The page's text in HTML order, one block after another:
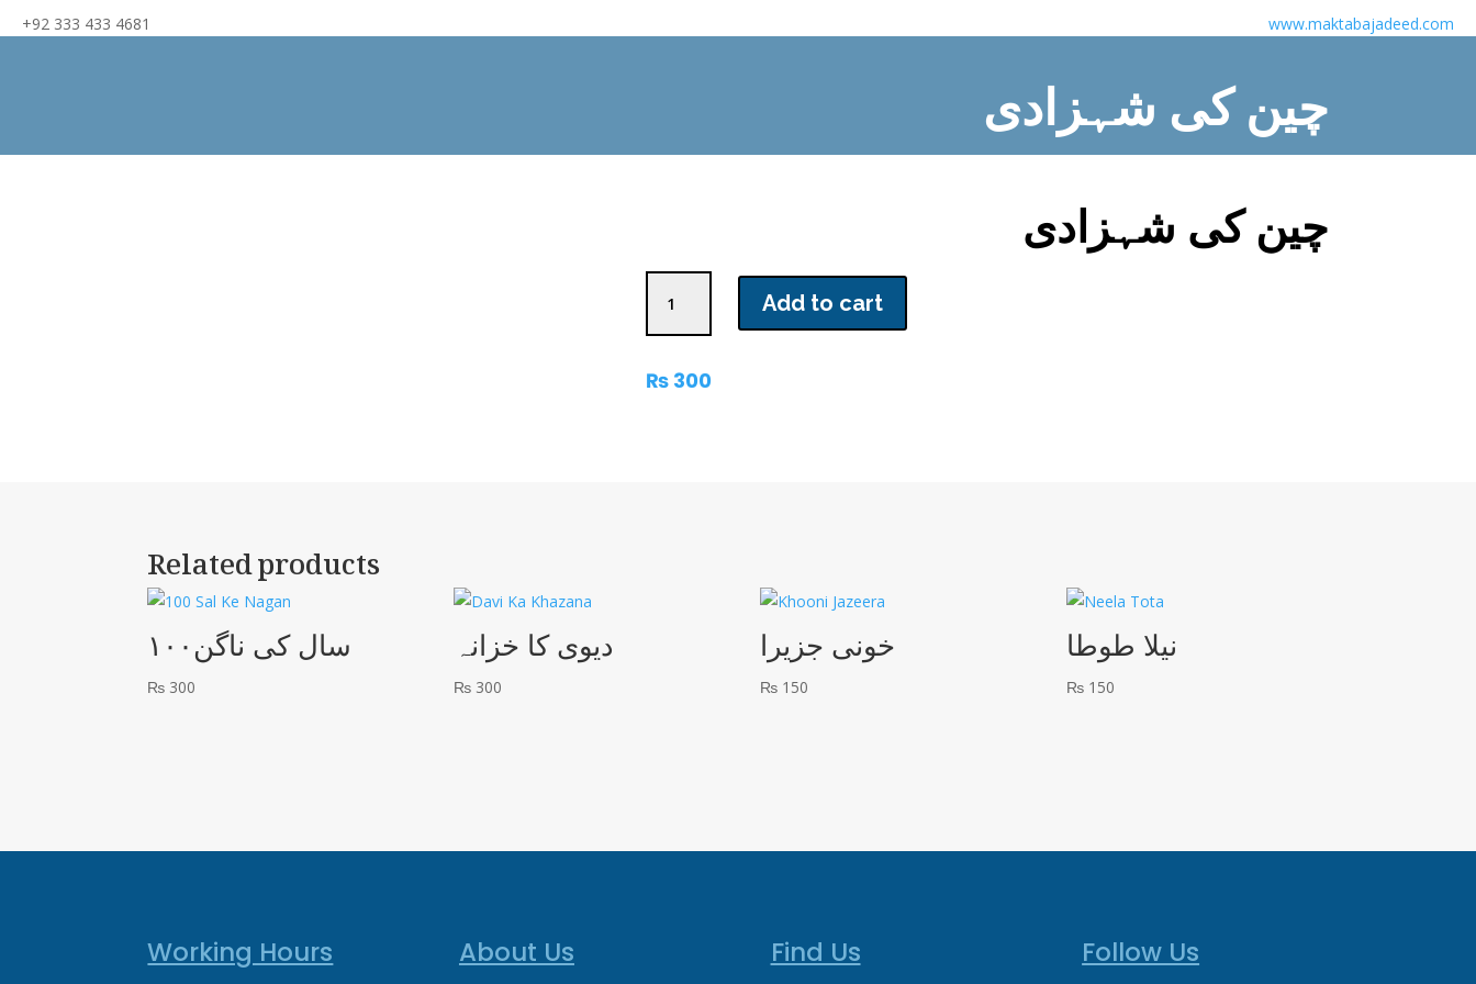
+92 333 433 4681 www.maktabajadeed.com
چین کی شہزادی
چین کی شہزادی
Add to cart
₨ 300
Related products
۱۰۰سال کی ناگن
₨ 300
دیوی کا خزانہ
₨ 300
خونی جزیرا
₨ 150
نیلا طوطا
₨ 150
Working Hours About Us Find Us Follow Us